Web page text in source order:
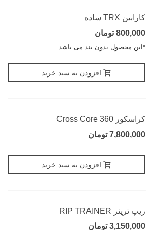
کارابین TRX ساده
800,000 تومان
*این محصول بدون بند می باشد.
افزودن به سبد خرید
کراسکور Cross Core 360
7,800,000 تومان
افزودن به سبد خرید
ریپ ترینر RIP TRAINER
3,150,000 تومان